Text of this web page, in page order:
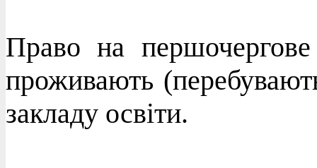
Право на
проживають
закладу освіти.